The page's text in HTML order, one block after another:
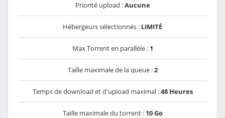
Priorité upload :Aucune
Hébergeurs sélectionnés : LIMITÉ
Max Torrent en parallèle : 1
Taille maximale de la queue :2
Temps de download et d'upload maximal :48 Heures
Taille maximale du torrent : 10 Go